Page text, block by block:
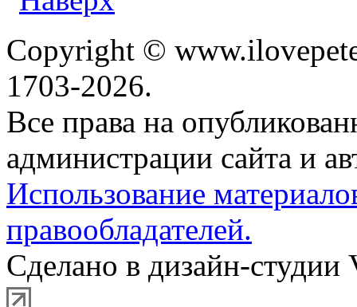
Copyright ©
1703-2026.
Все права на
администрации сайта и
Использование
правообладателей.
Сделано в дизайн-студии